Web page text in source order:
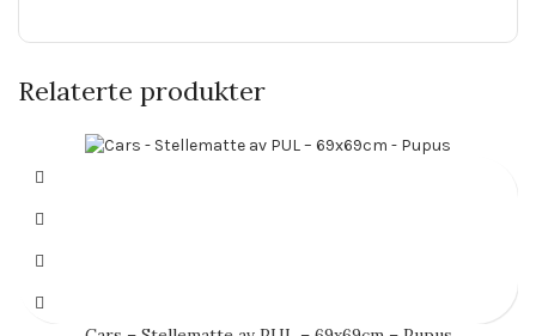
Relaterte produkter